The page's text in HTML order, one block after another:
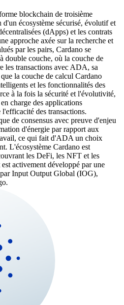
blockchain de troisième
d'un écosystème sécurisé, évolutif et
(dApps) et les contrats
approche axée sur la recherche et
par les pairs, Cardano se
double couche, où la couche de
les transactions avec ADA, sa
la couche de calcul Cardano
et les fonctionnalités des
à la fois la sécurité et l'évolutivité,
charge des applications
des transactions.
de consensus avec preuve d'enjeu
d'énergie par rapport aux
ce qui fait d'ADA un choix
L'écosystème Cardano est
les DeFi, les NFT et les
activement développé par une
Input Output Global (IOG),